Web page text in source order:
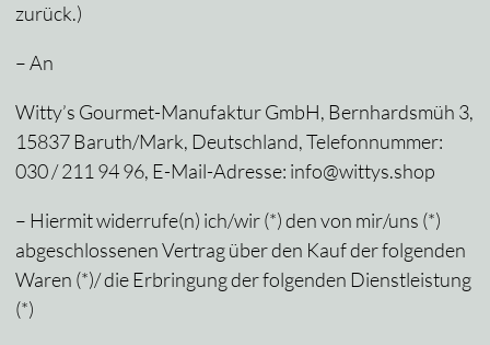
zurück.)
– An
Witty’s Gourmet-Manufaktur GmbH, Bernhardsmüh 3,
15837 Baruth/Mark, Deutschland, Telefonnummer:
030 / 211 94 96, E-Mail-Adresse: info@wittys.shop
– Hiermit widerrufe(n) ich/wir (*) den von mir/uns (*)
abgeschlossenen Vertrag über den Kauf der folgenden
Waren (*)/ die Erbringung der folgenden Dienstleistung
(*)